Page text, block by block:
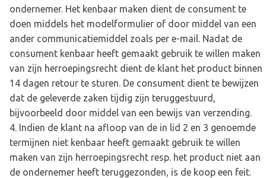
ondernemer. Het kenbaar maken dient de consument te
doen middels het modelformulier of door middel van een
ander communicatiemiddel zoals per e-mail. Nadat de
consument kenbaar heeft gemaakt gebruik te willen maken
van zijn herroepingsrecht dient de klant het product binnen
14 dagen retour te sturen. De consument dient te bewijzen
dat de geleverde zaken tijdig zijn teruggestuurd,
bijvoorbeeld door middel van een bewijs van verzending.
Indien de klant na afloop van de in lid 2 en 3 genoemde
termijnen niet kenbaar heeft gemaakt gebruik te willen
maken van zijn herroepingsrecht resp. het product niet aan
de ondernemer heeft teruggezonden, is de koop een feit.